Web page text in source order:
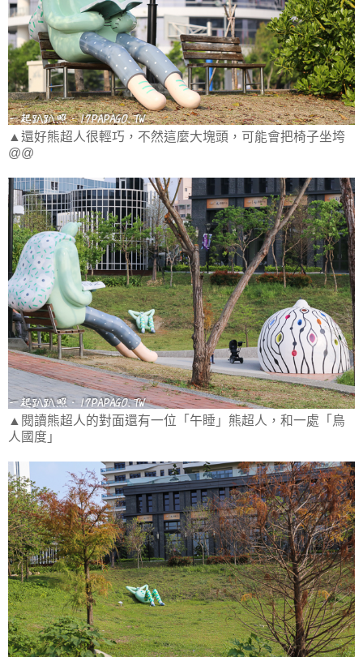
▲還好熊超人很輕巧，不然這麼大塊頭，可能會把椅子坐垮
@@
▲閱讀熊超人的對面還有一位「午睡」熊超人，和一處「鳥
人國度」